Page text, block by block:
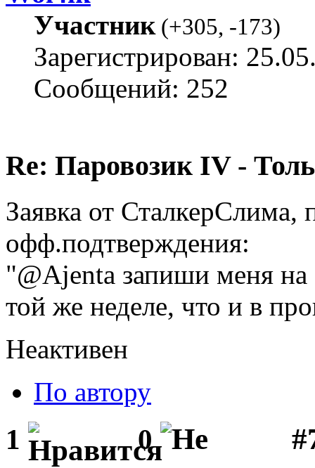
Участник(+305, -173)
Зарегистрирован:
Сообщений: 252
Re: Паровозик IV -
Заявка от
офф.подтверждения:
"@Ajenta запиши меня на
той же неделе, что и в
Неактивен
По автору
1 0